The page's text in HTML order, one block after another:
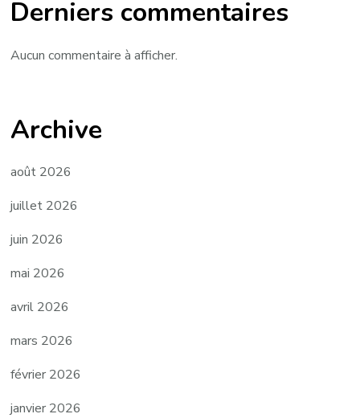
Derniers commentaires
Aucun commentaire à afficher.
Archive
août 2026
juillet 2026
juin 2026
mai 2026
avril 2026
mars 2026
février 2026
janvier 2026